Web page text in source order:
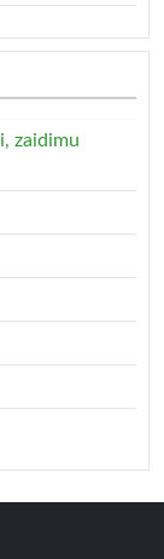
zaidimu